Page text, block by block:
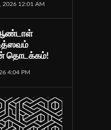
2026 12:01 AM
ஆண்டாள்
உத்ஸவம்
தொடக்கம்!
4:04 PM